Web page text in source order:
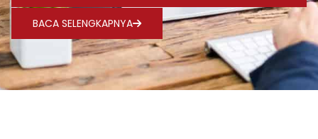
BACA SELENGKAPNYA